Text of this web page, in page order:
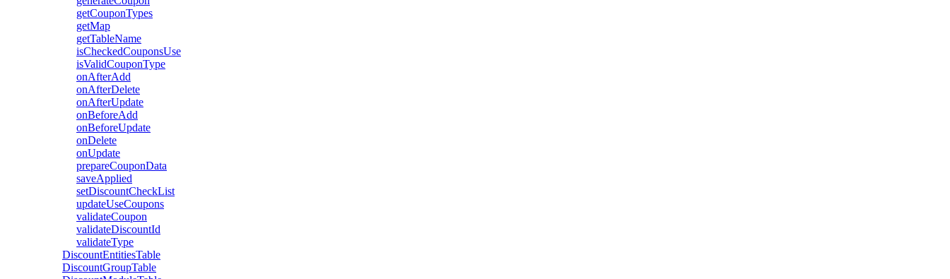
getCouponTypes
getMap
getTableName
isCheckedCouponsUse
isValidCouponType
onAfterAdd
onAfterDelete
onAfterUpdate
onBeforeAdd
onBeforeUpdate
onDelete
onUpdate
prepareCouponData
saveApplied
setDiscountCheckList
updateUseCoupons
validateCoupon
validateDiscountId
validateType
DiscountEntitiesTable
DiscountGroupTable